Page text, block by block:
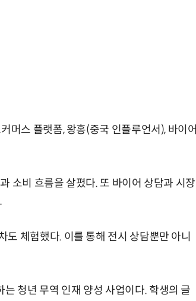
머스 플랫폼, 왕홍(중국 인플루언서), 바이어
소비 흐름을 살폈다. 또 바이어 상담과 시장
체험했다. 이를 통해 전시 상담뿐만 아니
청년 무역 인재 양성 사업이다. 학생의 글